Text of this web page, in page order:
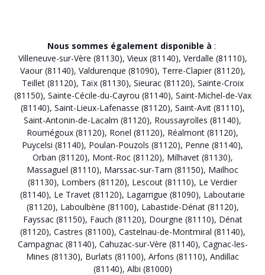
Nous sommes également disponible à :
Villeneuve-sur-Vère (81130), Vieux (81140), Verdalle (81110),
Vaour (81140), Valdurenque (81090), Terre-Clapier (81120),
Teillet (81120), Taïx (81130), Sieurac (81120), Sainte-Croix
(81150), Sainte-Cécile-du-Cayrou (81140), Saint-Michel-de-Vax
(81140), Saint-Lieux-Lafenasse (81120), Saint-Avit (81110),
Saint-Antonin-de-Lacalm (81120), Roussayrolles (81140),
Roumégoux (81120), Ronel (81120), Réalmont (81120),
Puycelsi (81140), Poulan-Pouzols (81120), Penne (81140),
Orban (81120), Mont-Roc (81120), Milhavet (81130),
Massaguel (81110), Marssac-sur-Tarn (81150), Mailhoc
(81130), Lombers (81120), Lescout (81110), Le Verdier
(81140), Le Travet (81120), Lagarrigue (81090), Laboutarie
(81120), Laboulbène (81100), Labastide-Dénat (81120),
Fayssac (81150), Fauch (81120), Dourgne (81110), Dénat
(81120), Castres (81100), Castelnau-de-Montmiral (81140),
Campagnac (81140), Cahuzac-sur-Vère (81140), Cagnac-les-
Mines (81130), Burlats (81100), Arfons (81110), Andillac
(81140), Albi (81000)